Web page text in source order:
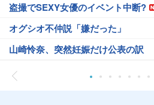
盗撮でSEXY女優のイベント中断?
オグシオ不仲説「嫌だった」
山崎怜奈、突然妊娠だけ公表の訳